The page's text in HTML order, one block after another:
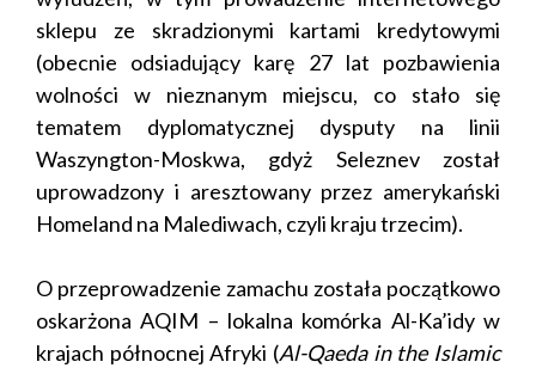
sklepu ze skradzionymi kartami kredytowymi
(obecnie odsiadujący karę 27 lat pozbawienia
wolności w nieznanym miejscu, co stało się
tematem dyplomatycznej dysputy na linii
Waszyngton-Moskwa, gdyż Seleznev został
uprowadzony i aresztowany przez amerykański
Homeland na Malediwach, czyli kraju trzecim).
O przeprowadzenie zamachu została początkowo
oskarżona AQIM – lokalna komórka Al-Ka’idy w
krajach północnej Afryki (Al-Qaeda in the Islamic